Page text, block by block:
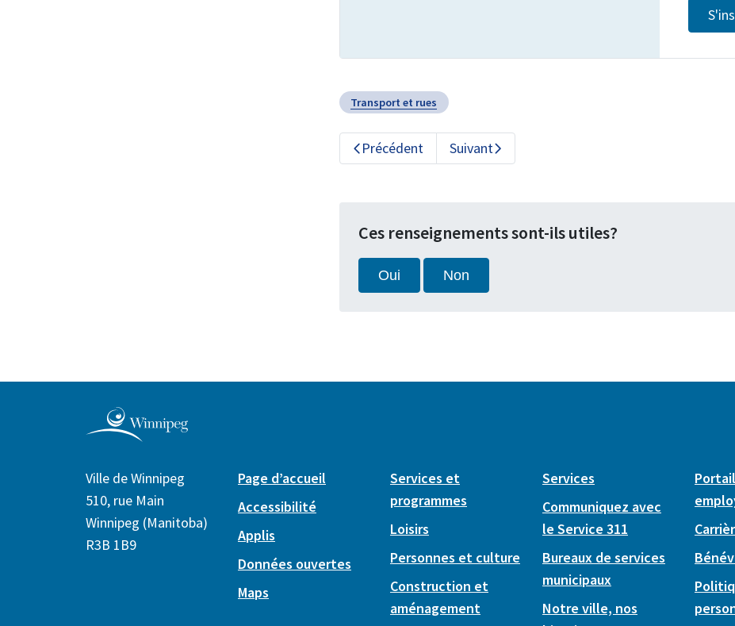
Transport et rues
Précédent Suivant
Ces renseignements sont-ils utiles?
Oui Non
Ville de Winnipeg
510, rue Main
Winnipeg (Manitoba)
R3B 1B9
Page d’accueil
Accessibilité
Applis
Données ouvertes
Maps
Services et
programmes
Loisirs
Personnes et culture
Construction et
aménagement
Services
Communiquez avec
le Service 311
Bureaux de services
municipaux
Notre ville, nos